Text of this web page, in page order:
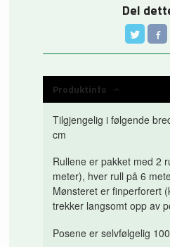
Del
Produktinfo
Tilgjengelig i følgende
cm
Rullene er pakket med 2
meter), hver rull på 6
Mønsteret er finperforert
trekker langsomt opp av
Posene er selvfølgelig